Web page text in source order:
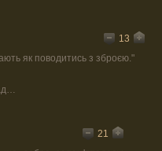
13
як поводитись з зброєю."
21